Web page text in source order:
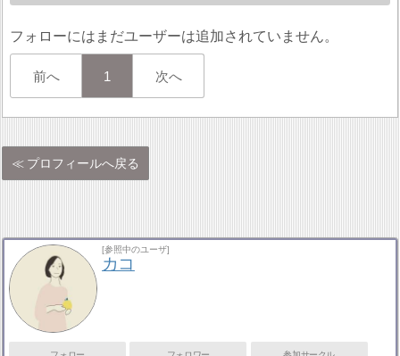
フォローにはまだユーザーは追加されていません。
前へ 1 次へ
プロフィールへ戻る
[参照中のユーザ]
カコ